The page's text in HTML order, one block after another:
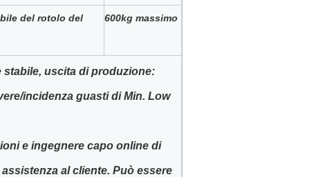
del rotolo del 600kg massimo
stabile, uscita di produzione:
incidenza guasti di Min. Low
e ingegnere capo online di
al cliente. Può essere